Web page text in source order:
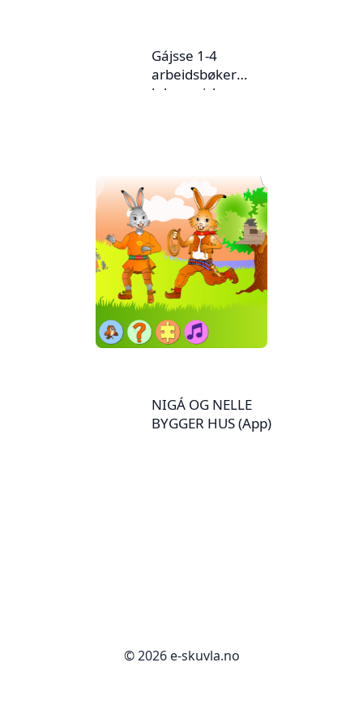
Gájsse 1-4
arbeidsbøker
lulesamisk
NIGÁ OG NELLE
BYGGER HUS (App)
© 2026 e-skuvla.no